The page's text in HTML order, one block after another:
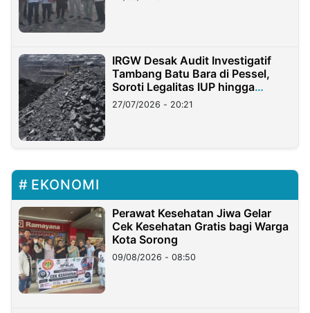
IRGW Desak Audit Investigatif
Tambang Batu Bara di Pessel,
Soroti Legalitas IUP hingga
Stockpile
27/07/2026 - 20:21
EKONOMI
Perawat Kesehatan Jiwa Gelar
Cek Kesehatan Gratis bagi Warga
Kota Sorong
09/08/2026 - 08:50